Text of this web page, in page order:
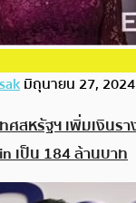
มิถุนายน 27, 2024
ศสหรัฐฯ เพิ่มเงินร
เป็น 184 ล้านบาท